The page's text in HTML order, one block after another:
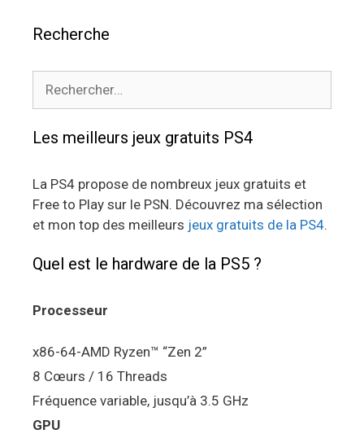
Recherche
Les meilleurs jeux gratuits PS4
La PS4 propose de nombreux jeux gratuits et
Free to Play sur le PSN. Découvrez ma sélection
et mon top des meilleurs jeux gratuits de la PS4.
Quel est le hardware de la PS5 ?
Processeur
x86-64-AMD Ryzen™ “Zen 2”
8 Cœurs / 16 Threads
Fréquence variable, jusqu’à 3.5 GHz
GPU